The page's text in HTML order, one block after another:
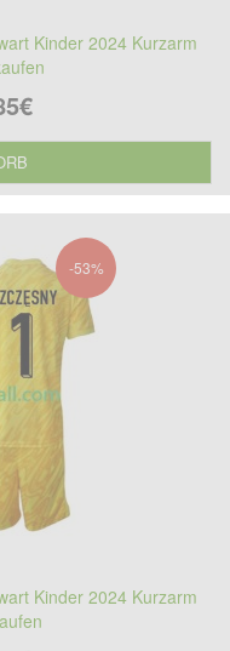
Kinder 2024 Kurzarm
-53%
Kinder 2024 Kurzarm